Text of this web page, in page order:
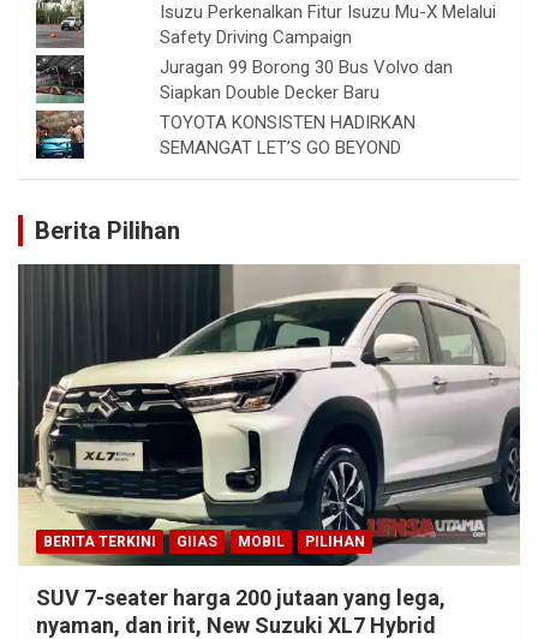
Isuzu Perkenalkan Fitur Isuzu Mu-X Melalui
Safety Driving Campaign
Juragan 99 Borong 30 Bus Volvo dan
Siapkan Double Decker Baru
TOYOTA KONSISTEN HADIRKAN
SEMANGAT LET’S GO BEYOND
Berita Pilihan
BERITA TERKINI GIIAS MOBIL PILIHAN
SUV 7-seater harga 200 jutaan yang lega,
nyaman, dan irit, New Suzuki XL7 Hybrid